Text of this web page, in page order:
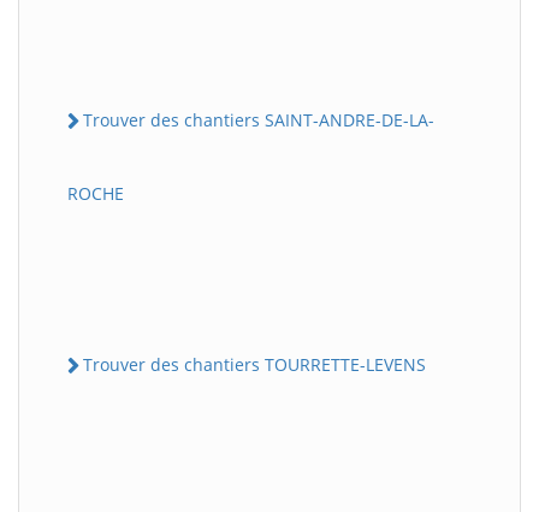
Trouver des chantiers SAINT-ANDRE-DE-LA-
ROCHE
Trouver des chantiers TOURRETTE-LEVENS